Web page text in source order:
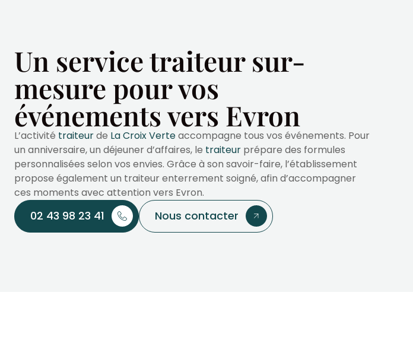
Un service traiteur sur-
mesure pour vos
événements vers Evron
L’activité traiteurde La Croix Verteaccompagne tous vos événements. Pour
un anniversaire, un déjeuner d’affaires, le traiteur prépare des formules
personnalisées selon vos envies. Grâce à son savoir-faire, l’établissement
propose également un traiteur enterrement soigné, afin d’accompagner
ces moments avec attention vers Evron.
02 43 98 23 41 Nous contacter